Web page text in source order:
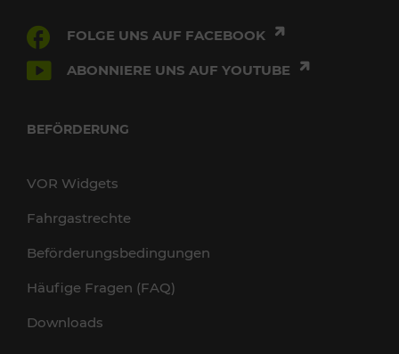
FOLGE UNS AUF FACEBOOK
ABONNIERE UNS AUF YOUTUBE
BEFÖRDERUNG
VOR Widgets
Fahrgastrechte
Beförderungsbedingungen
Häufige Fragen (FAQ)
Downloads